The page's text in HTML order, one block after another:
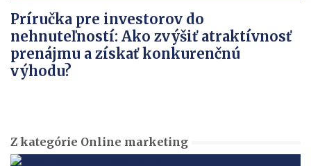
Príručka pre investorov do
nehnuteľností: Ako zvýšiť atraktívnosť
prenájmu a získať konkurenčnú
výhodu?
Z kategórie Online marketing